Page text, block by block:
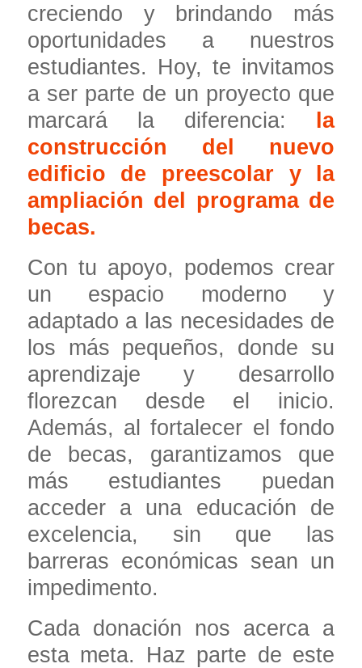
creciendo y brindando más
oportunidades a nuestros
estudiantes. Hoy, te invitamos
a ser parte de un proyecto que
marcará la diferencia:
la
construcción del nuevo
edificio de preescolar y la
ampliación del programa de
becas.
Con tu apoyo, podemos crear
un espacio moderno y
adaptado a las necesidades de
los más pequeños, donde su
aprendizaje y desarrollo
florezcan desde el inicio.
Además, al fortalecer el fondo
de becas, garantizamos que
más estudiantes puedan
acceder a una educación de
excelencia, sin que las
barreras económicas sean un
impedimento.
Cada donación nos acerca a
esta meta. Haz parte de este